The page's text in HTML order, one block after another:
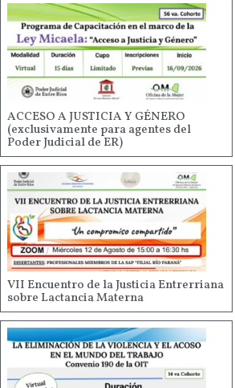
ACCESO A JUSTICIA Y GÉNERO
(exclusivamente para agentes del
Poder Judicial de ER)
VII Encuentro de la Justicia Entrerriana
sobre Lactancia Materna